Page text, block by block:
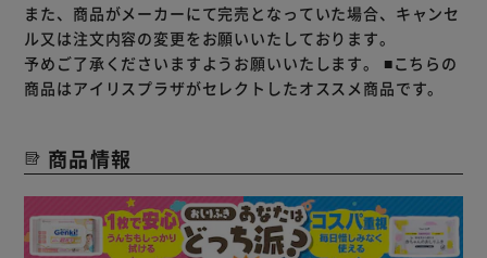
また、商品がメーカーにて完売となっていた場合、キャンセ
ル又は注文内容の変更をお願いいたしております。
予めご了承くださいますようお願いいたします。 ■こちらの
商品はアイリスプラザがセレクトしたオススメ商品です。
商品情報